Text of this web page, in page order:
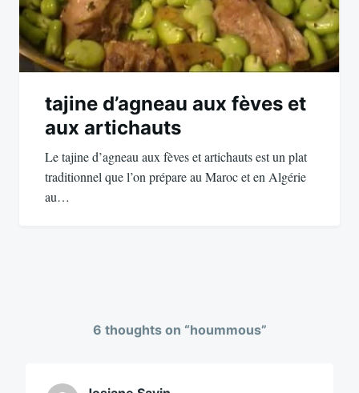
tajine d’agneau aux fèves et
aux artichauts
Le tajine d’agneau aux fèves et artichauts est un plat
traditionnel que l’on prépare au Maroc et en Algérie
au…
6 thoughts on “hoummous”